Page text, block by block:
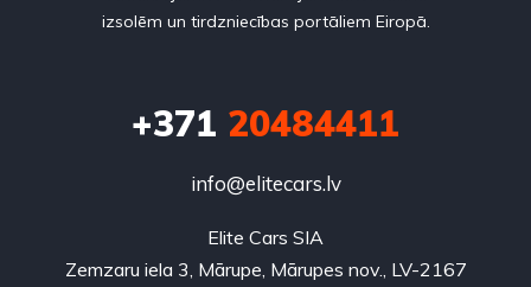
izsolēm un tirdzniecības portāliem Eiropā.
+371 20484411
info@elitecars.lv
Elite Cars SIA
Zemzaru iela 3, Mārupe, Mārupes nov., LV-2167